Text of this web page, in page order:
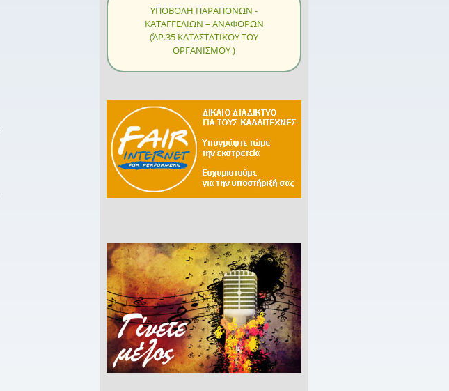
ΥΠΟΒΟΛΗ ΠΑΡΑΠΟΝΩΝ -
ΚΑΤΑΓΓΕΛΙΩΝ – ΑΝΑΦΟΡΩΝ
(ΆΡ.35 ΚΑΤΑΣΤΑΤΙΚΟΥ ΤΟΥ
ΟΡΓΑΝΙΣΜΟΥ )